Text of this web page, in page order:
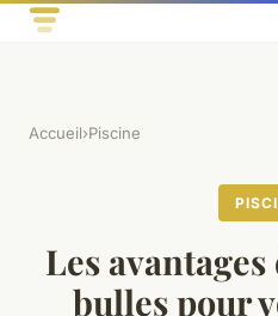
Accueil›Piscine
Les
bulles pour